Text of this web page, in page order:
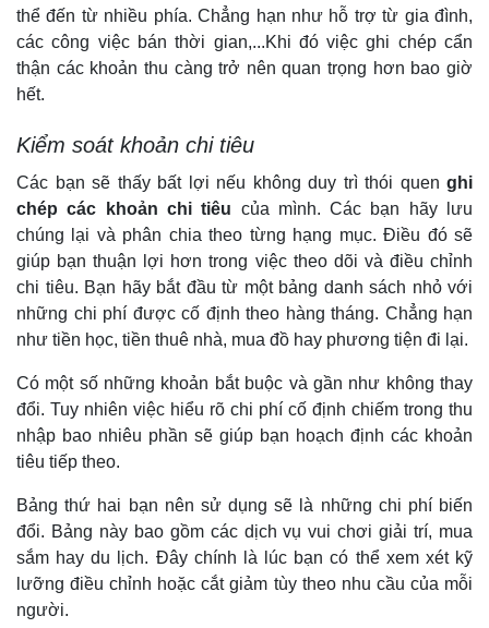
thể đến từ nhiều phía. Chẳng hạn như hỗ trợ từ gia đình,
các công việc bán thời gian,...Khi đó việc ghi chép cẩn
thận các khoản thu càng trở nên quan trọng hơn bao giờ
hết.
Kiểm soát khoản chi tiêu
Các bạn sẽ thấy bất lợi nếu không duy trì thói quen ghi
chép các khoản chi tiêu của mình. Các bạn hãy lưu
chúng lại và phân chia theo từng hạng mục. Điều đó sẽ
giúp bạn thuận lợi hơn trong việc theo dõi và điều chỉnh
chi tiêu. Bạn hãy bắt đầu từ một bảng danh sách nhỏ với
những chi phí được cố định theo hàng tháng. Chẳng hạn
như tiền học, tiền thuê nhà, mua đồ hay phương tiện đi lại.
Có một số những khoản bắt buộc và gần như không thay
đổi. Tuy nhiên việc hiểu rõ chi phí cố định chiếm trong thu
nhập bao nhiêu phần sẽ giúp bạn hoạch định các khoản
tiêu tiếp theo.
Bảng thứ hai bạn nên sử dụng sẽ là những chi phí biến
đổi. Bảng này bao gồm các dịch vụ vui chơi giải trí, mua
sắm hay du lịch. Đây chính là lúc bạn có thể xem xét kỹ
lưỡng điều chỉnh hoặc cắt giảm tùy theo nhu cầu của mỗi
người.